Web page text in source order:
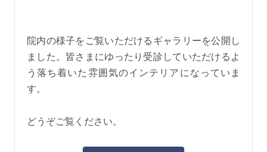
院内の様子をご覧いただけるギャラリーを公開し
ました。皆さまにゆったり受診していただけるよ
う落ち着いた雰囲気のインテリアになっていま
す。
どうぞご覧ください。